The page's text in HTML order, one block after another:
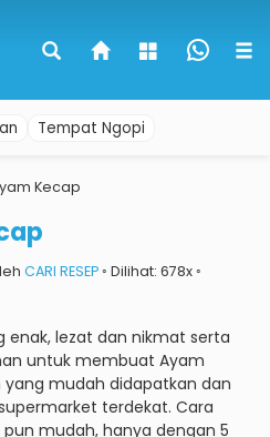
Tempat Ngopi
Kecap
CARI RESEP◦ Dilihat: 678x ◦
enak, lezat dan nikmat serta
untuk membuat Ayam
yang mudah didapatkan dan
terdekat. Cara
mudah, hanya dengan 5